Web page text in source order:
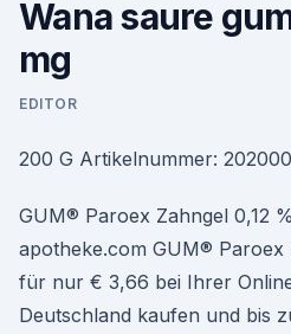
Wana saure
mg
EDITOR
200 G Artikelnummer:
GUM® Paroex Zahngel 0,12
apotheke.com GUM® Paroex
für nur € 3,66 bei Ihrer
Deutschland kaufen und bis